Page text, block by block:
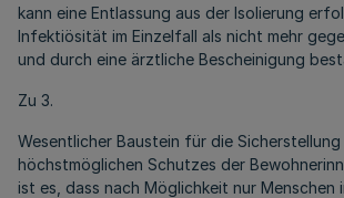
kann eine Entlassung aus der Isolierung
Infektiösität im Einzelfall als nicht mehr
und durch eine ärztliche Bescheinigung
Zu 3.
Wesentlicher Baustein für die Sicherstellung
höchstmöglichen Schutzes der
ist es, dass nach Möglichkeit nur Menschen